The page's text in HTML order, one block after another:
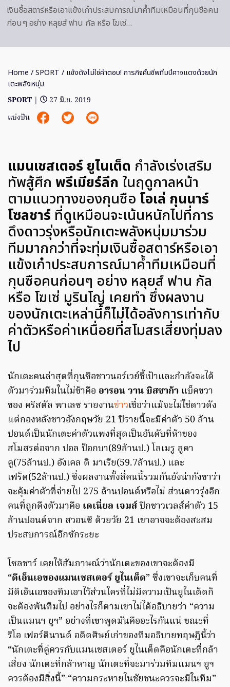
เงินซื้อสตาร์หรือเอาแข้งเก๋าประสบการณ์มาค้ำทีมเหมือนที่กุนซือคน
ก่อนๆ อย่าง หลุยส์ ฟาน กัล หรือ โฆเซ่…
Home /SPORT / แข้งดังไม่ใช่คำตอบ! ภารกิจคืนชีพทีมปีศาจแดงด้วยนัก
เตะพลังหนุ่ม
SPORT |
27 มิ.ย. 2019
แบ่งปัน
แมนเชสเตอร์ ยูไนเต็ด กำลังเร่งเสริม
ทัพสู้ศึก พรีเมียร์ลีก ในฤดูกาลหน้า
ตามแนวทางของกุนซือ โอเล่ กุนนาร์
โซลชาร์ ที่ดูเหมือนจะเน้นหนักไปที่การ
ดึงดาวรุ่งหรือนักเตะพลังหนุ่มมาร่วม
ทีมมากกว่าที่จะทุ่มเงินซื้อสตาร์หรือเอา
แข้งเก๋าประสบการณ์มาค้ำทีมเหมือนที่
กุนซือคนก่อนๆ อย่าง หลุยส์ ฟาน กัล
หรือ โฆเซ่ มูรินโญ่ เคยทำ ซึ่งผลงาน
ของนักเตะเหล่านี้ก็ไม่ได้อลังการเท่ากับ
ค่าตัวหรือค่าเหนื่อยที่สโมสรเสี่ยงทุ่มลง
ไป
นักเตะคนล่าสุดที่กุนซือชาวนอร์เวย์ชี้เป้าและกำลังจะได้
ตัวมาร่วมทีมในไม่ช้าคือ อารอน วาน บิสซาก้า แบ็คขวา
ของ คริสตัล พาเลซ รายงานข่าวเชื่อว่าแม้จะไม่ใช่ดาวดัง
แต่กองหลังชาวอังกฤษวัย 21 ปีรายนี้จะมีค่าตัว 50 ล้าน
ปอนด์เป็นนักเตะค่าตัวแพงที่สุดเป็นอันดับที่ห้าของ
สโมสรต่อจาก ปอล ป็อกบา(89ล้านป.) โลเมรู ลูคา
คู(75ล้านป.) อังเคล ดิ มาเรีย(59.7ล้านป.) และ
เฟร็ด(52ล้านป.) ซึ่งผลงานทั้งสี่คนนี้รวมกันยังน่ากังขาว่า
จะคุ้มค่าตัวที่จ่ายไป 275 ล้านปอนด์หรือไม่ ส่วนดาวรุ่งอีก
คนที่ถูกดึงตัวมาคือ เดเนี่ยล เจมส์ปีกชาวเวลส์ค่าตัว 15
ล้านปอนด์จาก สวอนซี ด้วยวัย 21 เขาอาจจะต้องสะสม
ประสบการณ์อีกซักระยะ
โซลชาร์ เคยให้สัมภาษณ์ว่านักเตะของเขาจะต้องมี
“ดีเอ็นเอของแมนเชสเตอร์ ยูไนเต็ด” ซึ่งเขาจะเก็บคนที่
มีดีเอ็นเอของทีมเอาไว้ส่วนใครที่ไม่มีความเป็นยูไนเต็ดก็
จะต้องพ้นทีมไป อย่างไรก็ตามเขาไม่ได้อธิบายว่า “ความ
เป็นแมนฯ ยูฯ” อย่างที่เขาพูดมันคืออะไรกันแน่ ขณะที่
ริโอ เฟอร์ดินานด์ อดีตศิษย์เก่าของทีมอธิบายทฤษฎีนี้ว่า
“นักเตะที่คู่ควรกับแมนเชสเตอร์ ยูไนเต็ดคือนักเตะที่กล้า
เสี่ยง นักเตะที่กล้าหาญ นักเตะที่จะมาร่วมทีมแมนฯ ยูฯ
ควรต้องมีสิ่งนี้” “ความกระหายในชัยชนะควรจะมีในทีม”